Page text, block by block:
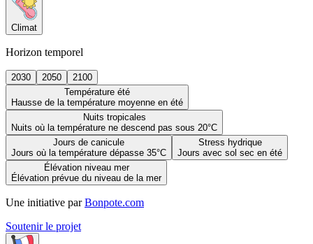
Climat
Horizon temporel
2030 2050
2100
Température été
Hausse de la température moyenne en été
Nuits tropicales
Nuits où la température ne descend pas sous 20°C
Jours de canicule
Jours où la température dépasse 35°C
Stress hydrique
Jours avec sol sec en été
Élévation niveau mer
Élévation prévue du niveau de la mer
Une initiative par Bonpote.com
Soutenir le projet